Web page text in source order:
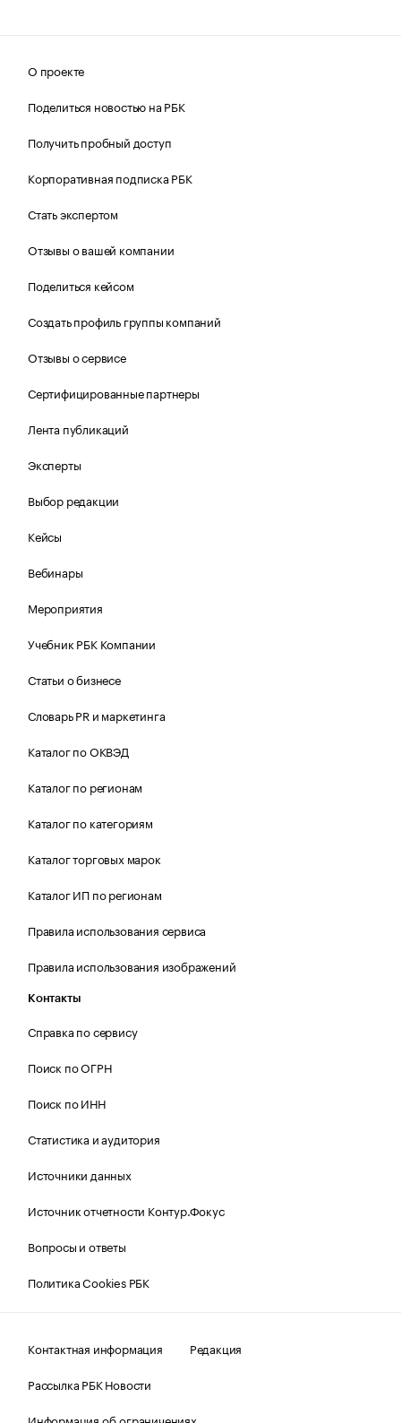
О проекте
Поделиться новостью на РБК
Получить пробный доступ
Корпоративная подписка РБК
Стать экспертом
Отзывы о вашей компании
Поделиться кейсом
Создать профиль группы компаний
Отзывы о сервисе
Сертифицированные партнеры
Лента публикаций
Эксперты
Выбор редакции
Кейсы
Вебинары
Мероприятия
Учебник РБК Компании
Статьи о бизнесе
Словарь PR и маркетинга
Каталог по ОКВЭД
Каталог по регионам
Каталог по категориям
Каталог торговых марок
Каталог ИП по регионам
Правила использования сервиса
Правила использования изображений
Контакты
Справка по сервису
Поиск по ОГРН
Поиск по ИНН
Статистика и аудитория
Источники данных
Источник отчетности Контур.Фокус
Вопросы и ответы
Политика Cookies РБК
Контактная информация
Редакция
Рассылка РБК Новости